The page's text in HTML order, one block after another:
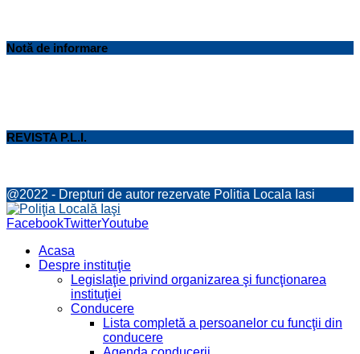
Notă de informare
REVISTA P.L.I.
@2022 - Drepturi de autor rezervate Politia Locala Iasi
FacebookTwitterYoutube
Acasa
Despre instituţie
Legislaţie privind organizarea şi funcţionarea
instituţiei
Conducere
Lista completă a persoanelor cu funcţii din
conducere